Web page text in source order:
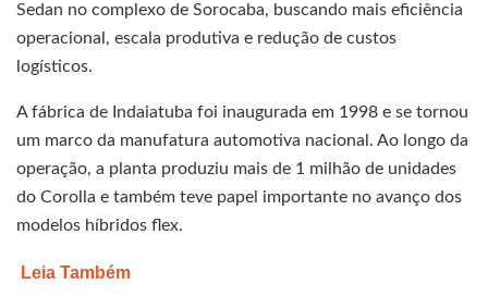
Sedan no complexo de Sorocaba, buscando mais eficiência
operacional, escala produtiva e redução de custos
logísticos.
A fábrica de Indaiatuba foi inaugurada em 1998 e se tornou
um marco da manufatura automotiva nacional. Ao longo da
operação, a planta produziu mais de 1 milhão de unidades
do Corolla e também teve papel importante no avanço dos
modelos híbridos flex.
Leia Também